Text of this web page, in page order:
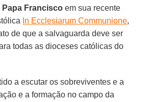
Papa Francisco em sua recente
In Ecclesiarum Communione,
de que a salvaguarda deve ser
todas as dioceses católicas do
a escutar os sobreviventes e a
e a formação no campo da